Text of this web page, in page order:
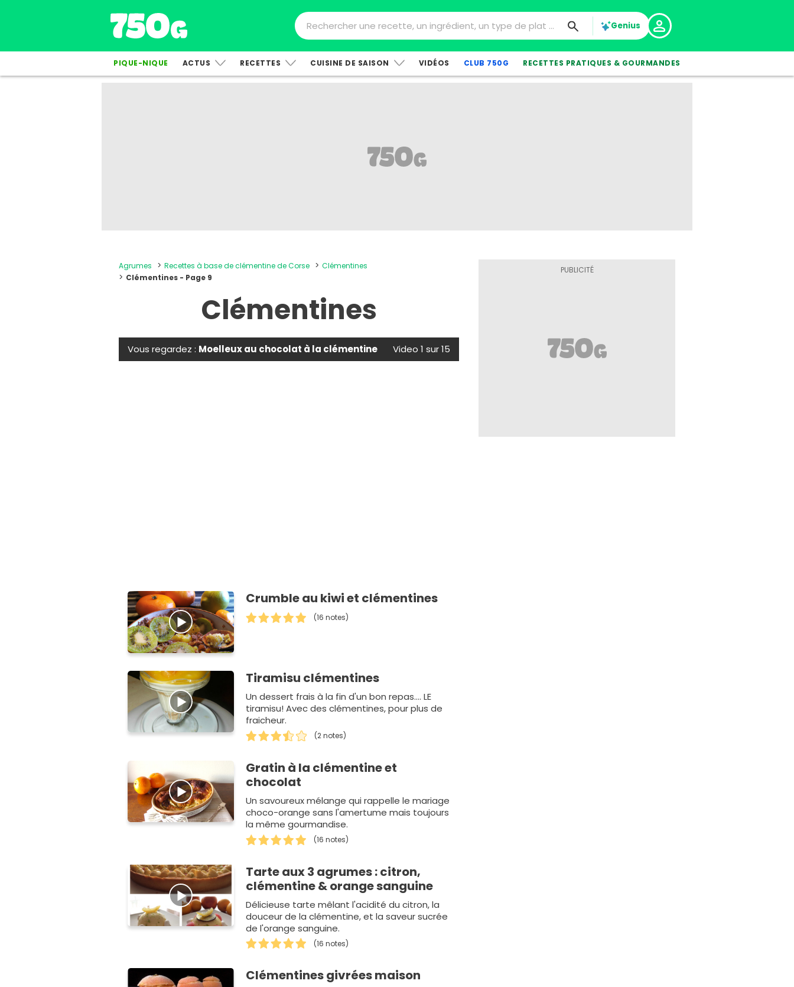
Genius
PIQUE-NIQUE ACTUS RECETTES CUISINE DE SAISON VIDÉOS CLUB 750G RECETTES PRATIQUES & GOURMANDES
Agrumes Recettes à base de clémentine de Corse
Clémentines
Clémentines - Page 9
Clémentines
Vous regardez : Moelleux au chocolat à la clémentine Video 1 sur 15
Crumble au kiwi et clémentines
(16 notes)
Tiramisu clémentines
Un dessert frais à la fin d'un bon repas.... LE
tiramisu! Avec des clémentines, pour plus de
fraicheur.
(2 notes)
Gratin à la clémentine et
chocolat
Un savoureux mélange qui rappelle le mariage
choco-orange sans l'amertume mais toujours
la même gourmandise.
(16 notes)
Tarte aux 3 agrumes : citron,
clémentine & orange sanguine
Délicieuse tarte mêlant l'acidité du citron, la
douceur de la clémentine, et la saveur sucrée
de l'orange sanguine.
(16 notes)
Clémentines givrées maison